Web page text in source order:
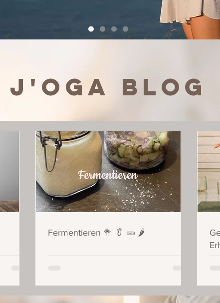
J'oga BLOG
Fermentieren 🥦 🥬 🥒 🌶